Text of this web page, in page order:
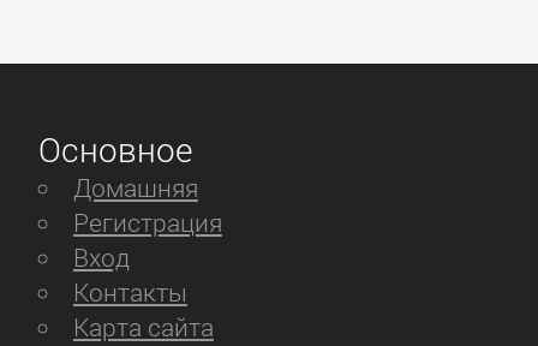
Основное
Домашняя
Регистрация
Вход
Контакты
Карта сайта